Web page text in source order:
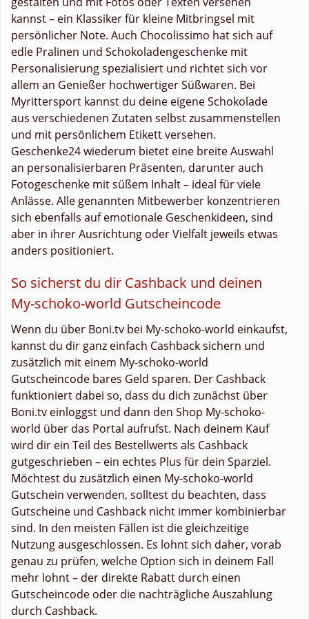
kannst – ein Klassiker für kleine Mitbringsel mit
persönlicher Note. Auch Chocolissimo hat sich auf
edle Pralinen und Schokoladengeschenke mit
Personalisierung spezialisiert und richtet sich vor
allem an Genießer hochwertiger Süßwaren. Bei
Myrittersport kannst du deine eigene Schokolade
aus verschiedenen Zutaten selbst zusammenstellen
und mit persönlichem Etikett versehen.
Geschenke24 wiederum bietet eine breite Auswahl
an personalisierbaren Präsenten, darunter auch
Fotogeschenke mit süßem Inhalt – ideal für viele
Anlässe. Alle genannten Mitbewerber konzentrieren
sich ebenfalls auf emotionale Geschenkideen, sind
aber in ihrer Ausrichtung oder Vielfalt jeweils etwas
anders positioniert.
So sicherst du dir Cashback und deinen
My-schoko-world Gutscheincode
Wenn du über Boni.tv bei My-schoko-world einkaufst,
kannst du dir ganz einfach Cashback sichern und
zusätzlich mit einem My-schoko-world
Gutscheincode bares Geld sparen. Der Cashback
funktioniert dabei so, dass du dich zunächst über
Boni.tv einloggst und dann den Shop My-schoko-
world über das Portal aufrufst. Nach deinem Kauf
wird dir ein Teil des Bestellwerts als Cashback
gutgeschrieben – ein echtes Plus für dein Sparziel.
Möchtest du zusätzlich einen My-schoko-world
Gutschein verwenden, solltest du beachten, dass
Gutscheine und Cashback nicht immer kombinierbar
sind. In den meisten Fällen ist die gleichzeitige
Nutzung ausgeschlossen. Es lohnt sich daher, vorab
genau zu prüfen, welche Option sich in deinem Fall
mehr lohnt – der direkte Rabatt durch einen
Gutscheincode oder die nachträgliche Auszahlung
durch Cashback.